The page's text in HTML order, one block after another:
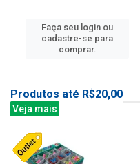
Faça seu login ou
cadastre-se para
comprar.
Produtos até R$20,00
Veja mais